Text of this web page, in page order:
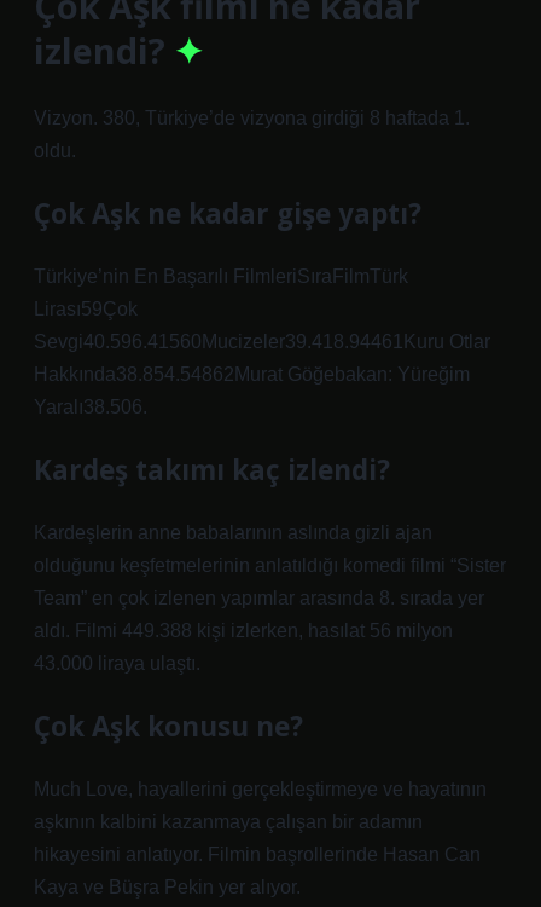
izlendi?
Vizyon. 380, Türkiye’de vizyona girdiği 8 haftada 1.
oldu.
Çok Aşk ne kadar gişe yaptı?
Türkiye’nin En Başarılı FilmleriSıraFilmTürk
Lirası59Çok
Sevgi40.596.41560Mucizeler39.418.94461Kuru Otlar
Hakkında38.854.54862Murat Göğebakan: Yüreğim
Yaralı38.506.
Kardeş takımı kaç izlendi?
Kardeşlerin anne babalarının aslında gizli ajan
olduğunu keşfetmelerinin anlatıldığı komedi filmi “Sister
Team” en çok izlenen yapımlar arasında 8. sırada yer
aldı. Filmi 449.388 kişi izlerken, hasılat 56 milyon
43.000 liraya ulaştı.
Çok Aşk konusu ne?
Much Love, hayallerini gerçekleştirmeye ve hayatının
aşkının kalbini kazanmaya çalışan bir adamın
hikayesini anlatıyor. Filmin başrollerinde Hasan Can
Kaya ve Büşra Pekin yer alıyor.